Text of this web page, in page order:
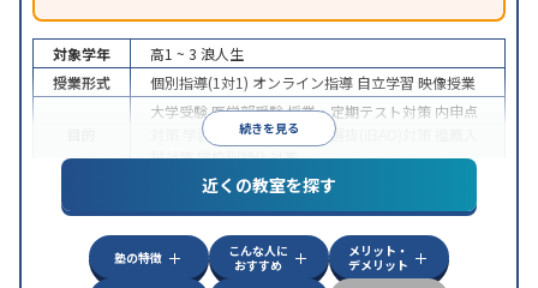
続きを見る
対象学年 高1 ~ 3 浪人生
授業形式
個別指導(1対1) オンライン指導 自立学習 映像授業
大学受験医学部受験授業・定期テスト対策 内申点
学習習慣の定着 総合型選抜(旧AO)対策
試対策学校別特化対策
特徴
中高一貫校生に対応授業の振替可能
学習にPC・タブレットを利用オンライン対応1
科目から受講可能
近くの教室を探す
塾の特徴
こんな人に
おすすめ
メリット・
デメリット